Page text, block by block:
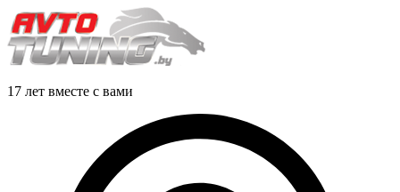
17 лет вместе с вами